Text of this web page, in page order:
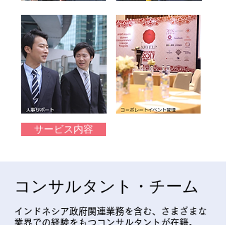
サービス内容
コンサルタント・チーム
インドネシア政府関連業務を含む、さまざまな
業界での経験をもつコンサルタントが在籍。